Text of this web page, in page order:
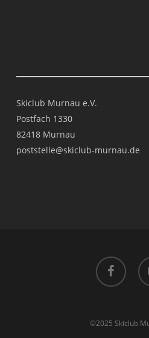
Skiclub Murnau e.V.
Postfach 1330
82418 Murnau
poststelle@skiclub-murnau.de
facebook
©2025 Skiclub